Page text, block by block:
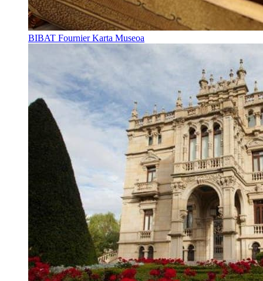
BIBAT Fournier Karta Museoa